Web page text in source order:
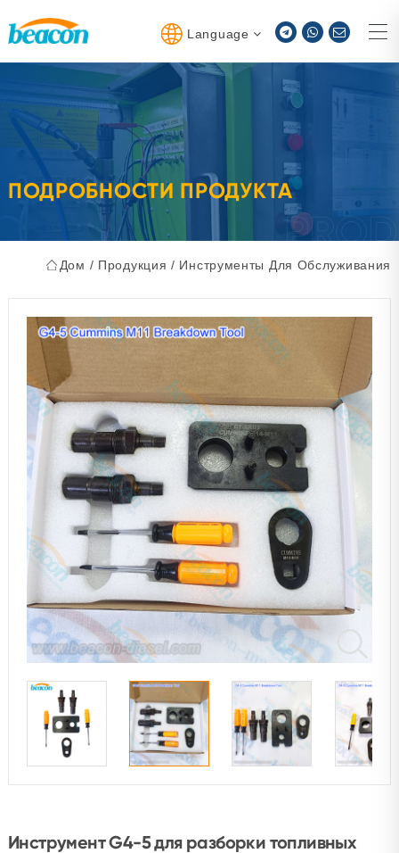
Language
ПОДРОБНОСТИ ПРОДУКТА
Дом / Продукция / Инструменты Для Обслуживания
Инструмент G4-5 для разборки топливных